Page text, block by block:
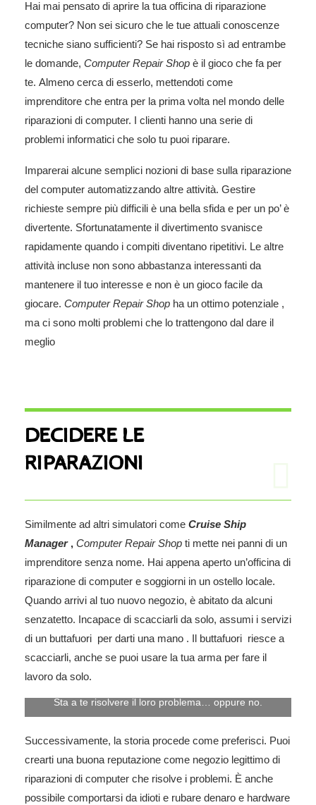
Hai mai pensato di aprire la tua officina di riparazione
computer? Non sei sicuro che le tue attuali conoscenze
tecniche siano sufficienti? Se hai risposto sì ad entrambe
le domande, Computer Repair Shop è il gioco che fa per
te. Almeno cerca di esserlo, mettendoti come
imprenditore che entra per la prima volta nel mondo delle
riparazioni di computer. I clienti hanno una serie di
problemi informatici che solo tu puoi riparare.
Imparerai alcune semplici nozioni di base sulla riparazione
del computer automatizzando altre attività. Gestire
richieste sempre più difficili è una bella sfida e per un po’ è
divertente. Sfortunatamente il divertimento svanisce
rapidamente quando i compiti diventano ripetitivi. Le altre
attività incluse non sono abbastanza interessanti da
mantenere il tuo interesse e non è un gioco facile da
giocare. Computer Repair Shop ha un ottimo potenziale ,
ma ci sono molti problemi che lo trattengono dal dare il
meglio
DECIDERE LE
RIPARAZIONI
Similmente ad altri simulatori come Cruise Ship
Manager, Computer Repair Shop ti mette nei panni di un
imprenditore senza nome. Hai appena aperto un’officina di
riparazione di computer e soggiorni in un ostello locale.
Quando arrivi al tuo nuovo negozio, è abitato da alcuni
senzatetto. Incapace di scacciarli da solo, assumi i servizi
di un buttafuori per darti una mano . Il buttafuori riesce a
scacciarli, anche se puoi usare la tua arma per fare il
lavoro da solo.
Sta a te risolvere il loro problema… oppure no.
Successivamente, la storia procede come preferisci. Puoi
crearti una buona reputazione come negozio legittimo di
riparazioni di computer che risolve i problemi. È anche
possibile comportarsi da idioti e rubare denaro e hardware